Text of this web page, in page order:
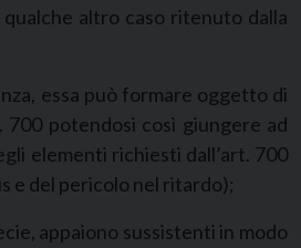
altro caso ritenuto dalla
essa può formare oggetto di
potendosi così giungere ad
elementi richiesti dall’art. 700
e del pericolo nel ritardo);
appaiono sussistenti in modo